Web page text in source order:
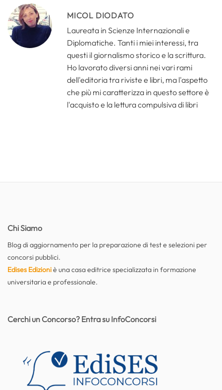
MICOL DIODATO
Laureata in Scienze Internazionali e
Diplomatiche. Tanti i miei interessi, tra
questi il giornalismo storico e la scrittura.
Ho lavorato diversi anni nei vari rami
dell'editoria tra riviste e libri, ma l'aspetto
che più mi caratterizza in questo settore è
l'acquisto e la lettura compulsiva di libri
Chi Siamo
Blog di aggiornamento per la preparazione di test e selezioni per
concorsi pubblici.
Edises Edizioniè una casa editrice specializzata in formazione
universitaria e professionale.
Cerchi un Concorso? Entra su InfoConcorsi